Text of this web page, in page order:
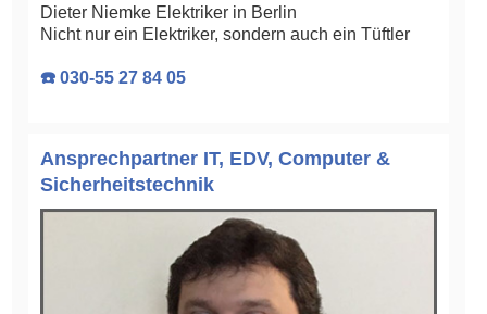
Dieter Niemke Elektriker in Berlin
Nicht nur ein Elektriker, sondern auch ein Tüftler
☎️ 030-55 27 84 05
Ansprechpartner IT, EDV, Computer &
Sicherheitstechnik